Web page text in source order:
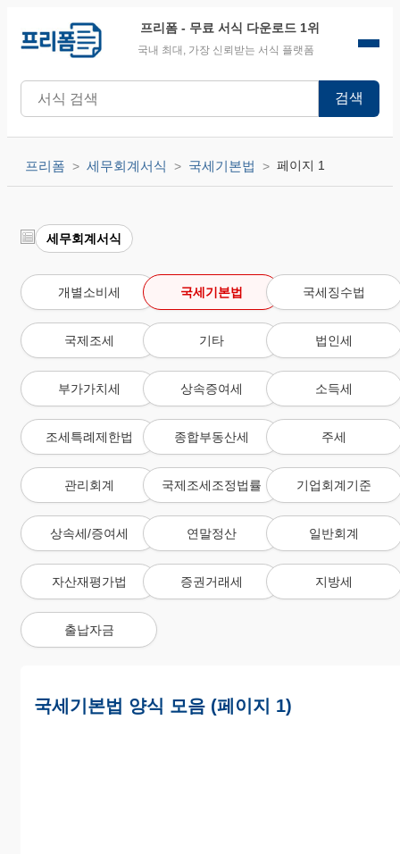
프리폼 - 무료 서식 다운로드 1위
국내 최대, 가장 신뢰받는 서식 플랫폼
검색
프리폼 세무회계서식 국세기본법 페이지 1
세무회계서식
개별소비세 국세기본법 국세징수법
국제조세 기타 법인세
부가가치세 상속증여세 소득세
조세특례제한법 종합부동산세 주세
관리회계 국제조세조정법률 기업회계기준
상속세/증여세 연말정산 일반회계
자산재평가법 증권거래세 지방세
출납자금
국세기본법 양식 모음 (페이지 1)